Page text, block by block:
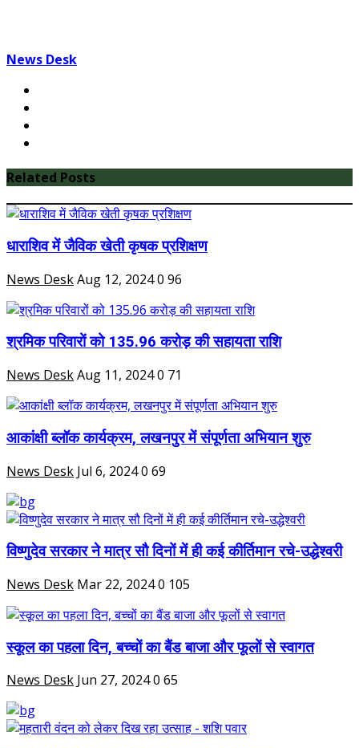
News Desk
Related Posts
धाराशिव में जैविक खेती कृषक प्रशिक्षण
News DeskAug 12, 20240 96
श्रमिक परिवारों को 135.96 करोड़ की सहायता राशि
News DeskAug 11, 20240 71
आकांक्षी ब्लॉक कार्यक्रम, लखनपुर में संपूर्णता अभियान शुरु
News Desk Jul 6, 20240 69
विष्णुदेव सरकार ने मात्र सौ दिनों में ही कई कीर्तिमान रचे-उद्धेश्वरी
News Desk Mar 22, 20240 105
स्कूल का पहला दिन, बच्चों का बैंड बाजा और फूलों से स्वागत
News Desk Jun 27, 20240 65